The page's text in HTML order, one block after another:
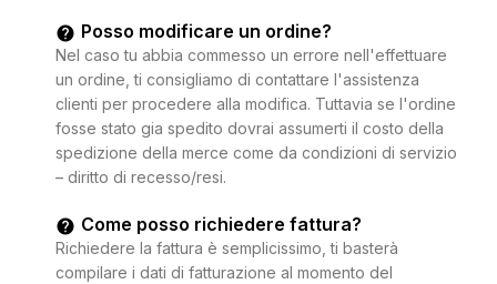
Posso modificare un ordine?
Nel caso tu abbia commesso un errore nell'effettuare
un ordine, ti consigliamo di contattare l'assistenza
clienti per procedere alla modifica. Tuttavia se l'ordine
fosse stato gia spedito dovrai assumerti il costo della
spedizione della merce come da condizioni di servizio
– diritto di recesso/resi.
Come posso richiedere fattura?
Richiedere la fattura è semplicissimo, ti basterà
compilare i dati di fatturazione al momento del